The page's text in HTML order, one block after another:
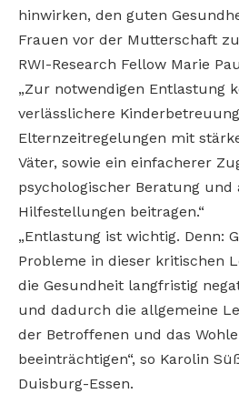
hinwirken, den guten
Frauen vor der Mutterschaft
RWI-Research Fellow Marie
„Zur notwendigen Entlastung
verlässlichere
Elternzeitregelungen mit
Väter, sowie ein einfacherer
psychologischer Beratung und
Hilfestellungen beitragen.“
„Entlastung ist wichtig. Denn:
Probleme in dieser kritischen
die Gesundheit langfristig
und dadurch die allgemeine
der Betroffenen und das
beeinträchtigen“, so Karolin
Duisburg-Essen.